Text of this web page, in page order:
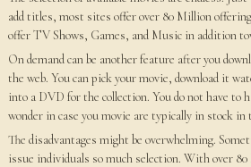
add titles, most sites offer over 80 Million
offer TV Shows, Games, and Music in addition
On demand can be another feature after you
the web. You can pick your movie, download it
into a DVD for the collection. You do not have to
wonder in case you movie are typically in stock in
The disadvantages might be overwhelming.
issue individuals so much selection. With over